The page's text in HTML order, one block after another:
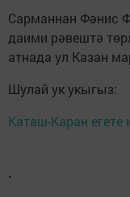
Сарманнан Фәнис
даими рәвештә
атнада ул Казан
Шулай ук укыгыз:
Каташ-Каран